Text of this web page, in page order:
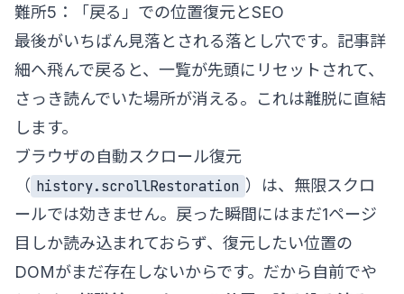
難所5：「戻る」での位置復元とSEO
最後がいちばん見落とされる落とし穴です。記事詳
細へ飛んで戻ると、一覧が先頭にリセットされて、
さっき読んでいた場所が消える。これは離脱に直結
します。
ブラウザの自動スクロール復元
（ history.scrollRestoration ）は、無限スクロ
ールでは効きません。戻った瞬間にはまだ1ページ
目しか読み込まれておらず、復元したい位置の
DOMがまだ存在しないからです。だから自前でや